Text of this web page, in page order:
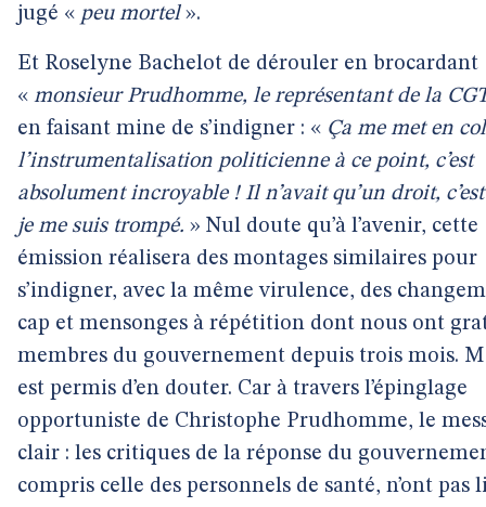
jugé « peu mortel».
Et Roselyne Bachelot de dérouler en brocardant
« monsieur Prudhomme, le représentant de la
en faisant mine de s’indigner : « Ça me met en
l’instrumentalisation politicienne à ce point, c’est
absolument incroyable ! Il n’avait qu’un droit,
je me suis trompé. » Nul doute qu’à l’avenir, cette
émission réalisera des montages similaires pour
s’indigner, avec la même virulence, des
cap et mensonges à répétition dont nous ont
membres du gouvernement depuis trois mois.
est permis d’en douter. Car à travers l’épinglage
opportuniste de Christophe Prudhomme, le
clair : les critiques de la réponse du
compris celle des personnels de santé, n’ont pas